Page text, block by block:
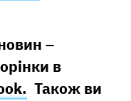
–
в
Також ви